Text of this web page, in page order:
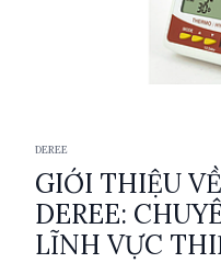
DEREE
GIỚI THIỆU
DEREE:
LĨNH VỰC